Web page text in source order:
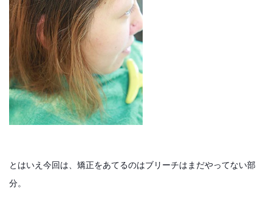
とはいえ今回は、矯正をあてるのはブリーチはまだやってない部
分。